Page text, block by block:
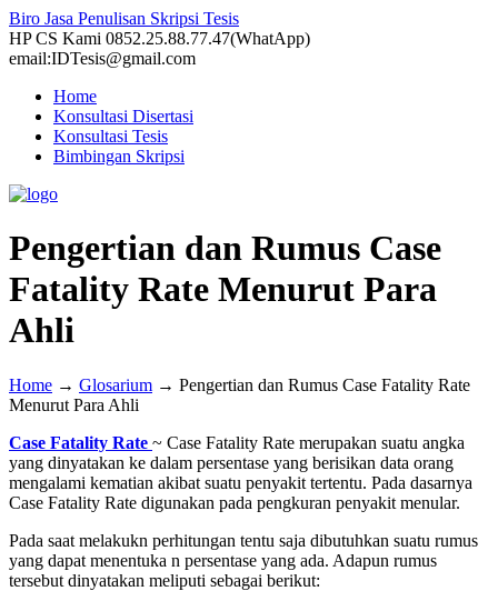
Biro Jasa Penulisan Skripsi Tesis
HP CS Kami 0852.25.88.77.47(WhatApp)
email:IDTesis@gmail.com
Home
Konsultasi Disertasi
Konsultasi Tesis
Bimbingan Skripsi
Pengertian dan Rumus Case
Fatality Rate Menurut Para
Ahli
Home → Glosarium → Pengertian dan Rumus Case Fatality Rate
Menurut Para Ahli
Case Fatality Rate ~ Case Fatality Rate merupakan suatu angka
yang dinyatakan ke dalam persentase yang berisikan data orang
mengalami kematian akibat suatu penyakit tertentu. Pada dasarnya
Case Fatality Rate digunakan pada pengkuran penyakit menular.
Pada saat melakukn perhitungan tentu saja dibutuhkan suatu rumus
yang dapat menentuka n persentase yang ada. Adapun rumus
tersebut dinyatakan meliputi sebagai berikut: